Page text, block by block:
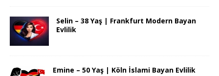
Selin – 38 Yaş | Frankfurt Modern Bayan
Evlilik
Emine – 50 Yaş | Köln İslami Bayan Evlilik